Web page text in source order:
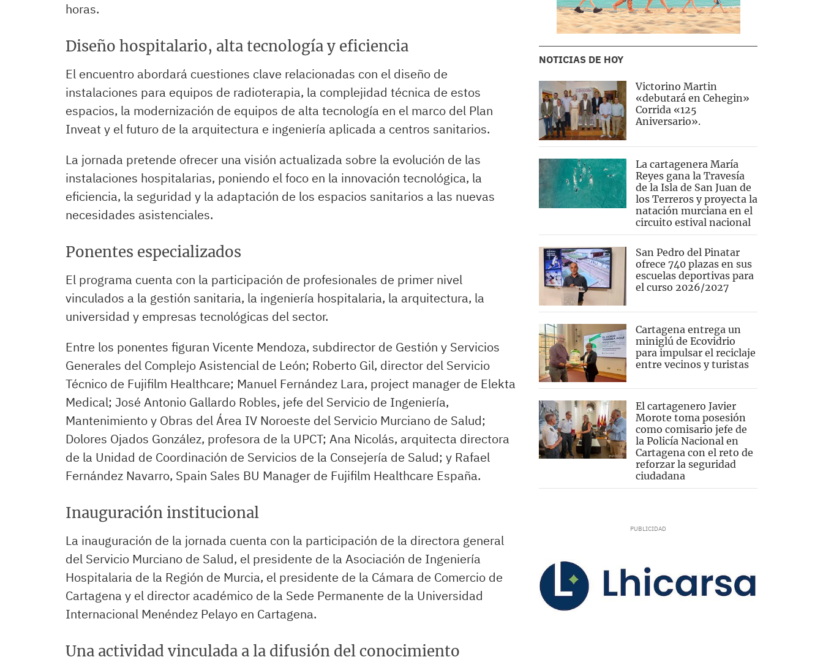
horas.
Diseño hospitalario, alta tecnología y eficiencia
El encuentro abordará cuestiones clave relacionadas con el diseño de
instalaciones para equipos de radioterapia, la complejidad técnica de estos
espacios, la modernización de equipos de alta tecnología en el marco del Plan
Inveat y el futuro de la arquitectura e ingeniería aplicada a centros sanitarios.
La jornada pretende ofrecer una visión actualizada sobre la evolución de las
instalaciones hospitalarias, poniendo el foco en la innovación tecnológica, la
eficiencia, la seguridad y la adaptación de los espacios sanitarios a las nuevas
necesidades asistenciales.
Ponentes especializados
El programa cuenta con la participación de profesionales de primer nivel
vinculados a la gestión sanitaria, la ingeniería hospitalaria, la arquitectura, la
universidad y empresas tecnológicas del sector.
Entre los ponentes figuran Vicente Mendoza, subdirector de Gestión y Servicios
Generales del Complejo Asistencial de León; Roberto Gil, director del Servicio
Técnico de Fujifilm Healthcare; Manuel Fernández Lara, project manager de Elekta
Medical; José Antonio Gallardo Robles, jefe del Servicio de Ingeniería,
Mantenimiento y Obras del Área IV Noroeste del Servicio Murciano de Salud;
Dolores Ojados González, profesora de la UPCT; Ana Nicolás, arquitecta directora
de la Unidad de Coordinación de Servicios de la Consejería de Salud; y Rafael
Fernández Navarro, Spain Sales BU Manager de Fujifilm Healthcare España.
Inauguración institucional
La inauguración de la jornada cuenta con la participación de la directora general
del Servicio Murciano de Salud, el presidente de la Asociación de Ingeniería
Hospitalaria de la Región de Murcia, el presidente de la Cámara de Comercio de
Cartagena y el director académico de la Sede Permanente de la Universidad
Internacional Menéndez Pelayo en Cartagena.
Una actividad vinculada a la difusión del conocimiento
NOTICIAS DE HOY
Victorino Martin
«debutará en Cehegin»
Corrida «125
Aniversario».
La cartagenera María
Reyes gana la Travesía
de la Isla de San Juan de
los Terreros y proyecta la
natación murciana en el
circuito estival nacional
San Pedro del Pinatar
ofrece 740 plazas en sus
escuelas deportivas para
el curso 2026/2027
Cartagena entrega un
miniglú de Ecovidrio
para impulsar el reciclaje
entre vecinos y turistas
El cartagenero Javier
Morote toma posesión
como comisario jefe de
la Policía Nacional en
Cartagena con el reto de
reforzar la seguridad
ciudadana